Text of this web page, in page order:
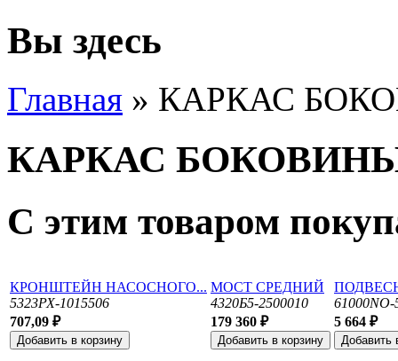
Вы здесь
Главная » КАРКАС
КАРКАС
С этим товаром
КРОНШТЕЙН НАСОСНОГО...
5323РХ-1015506
707,09 ₽
МОСТ СРЕДНИЙ
4320Б5-2500010
179 360 ₽
61000NO-
5 664 ₽